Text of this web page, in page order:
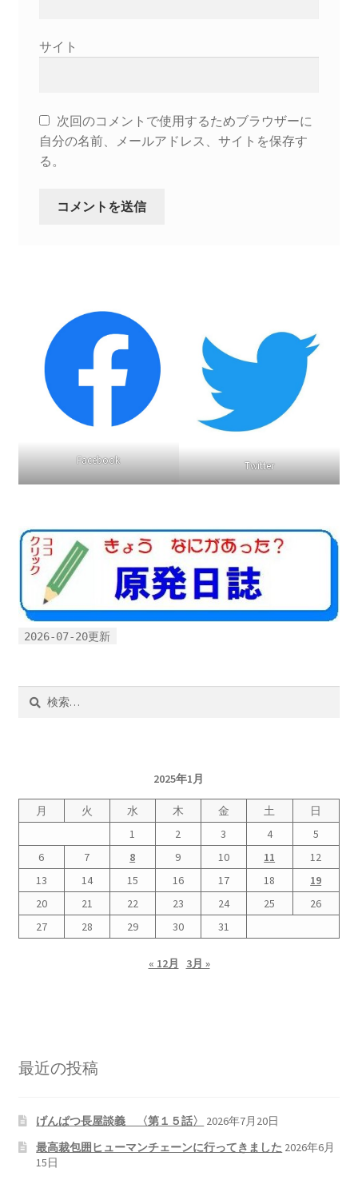
着工
超 老朽対策容認
2023.1.19 東電旧経営陣、二審も無罪 民事裁判で認
「原発６０年超へ」閣議決定
2022.12.29 原発事故と甲状腺がん
2023.1.26 「脱原発」成長論
なぜ首都圏でガンが６０万人 増えているのか！？
南海トラフ巨大地震でも原発は大丈夫と言う人々
2025.9.30 市民エネルギーと地域主権
2026.5.3 原発を止めた町
2026.5.15 原発をとめた人びと
他サイト
問合せ・メルマガ
サイト
次回のコメントで使用するためブラウザーに
自分の名前、メールアドレス、サイトを保存す
る。
Facebook Twitter
2026-07-20更新
2025年1月
月 火 水 木 金 土
日
1
2 3 4
5
6
7 8 9 10 11
12
13
14 15 16 17 18
19
20
21 22 23 24 25
26
27
28 29 30 31
« 12月 3月 »
最近の投稿
げんぱつ長屋談義 〈第１５話〉
2026年7月20日
最高裁包囲ヒューマンチェーンに行ってきました 2026年6月
15日